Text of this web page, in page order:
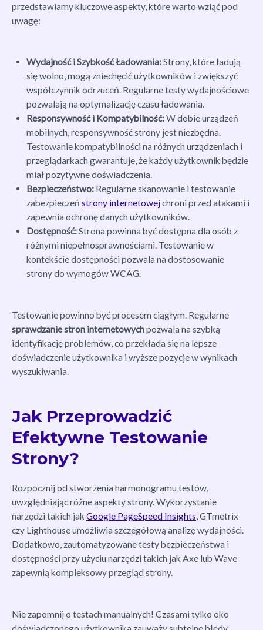
przedstawiamy kluczowe aspekty, które warto wziąć pod
uwagę:
Wydajność i Szybkość Ładowania:Strony, które ładują
się wolno, mogą zniechęcić użytkowników i zwiększyć
współczynnik odrzuceń. Regularne testy wydajnościowe
pozwalają na optymalizację czasu ładowania.
Responsywność i Kompatybilność:W dobie urządzeń
mobilnych, responsywność strony jest niezbędna.
Testowanie kompatybilności na różnych urządzeniach i
przeglądarkach gwarantuje, że każdy użytkownik będzie
miał pozytywne doświadczenia.
Bezpieczeństwo: Regularne skanowanie i testowanie
zabezpieczeń strony internetowejchroni przed atakami i
zapewnia ochronę danych użytkowników.
Dostępność:Strona powinna być dostępna dla osób z
różnymi niepełnosprawnościami. Testowanie w
kontekście dostępności pozwala na dostosowanie
strony do wymogów WCAG.
Testowanie powinno być procesem ciągłym. Regularne
sprawdzanie stron internetowychpozwala na szybką
identyfikację problemów, co przekłada się na lepsze
doświadczenie użytkownika i wyższe pozycje w wynikach
wyszukiwania.
Jak Przeprowadzić
Efektywne Testowanie
Strony?
Rozpocznij od stworzenia harmonogramu testów,
uwzględniając różne aspekty strony. Wykorzystanie
narzędzi takich jak Google PageSpeed Insights, GTmetrix
czy Lighthouse umożliwia szczegółową analizę wydajności.
Dodatkowo, zautomatyzowane testy bezpieczeństwa i
dostępności przy użyciu narzędzi takich jak Axe lub Wave
zapewnią kompleksowy przegląd strony.
Nie zapomnij o testach manualnych! Czasami tylko oko